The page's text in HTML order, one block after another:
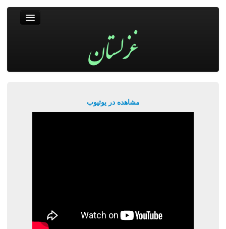
مشاهده در یوتیوب